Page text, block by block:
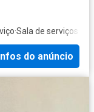
·Sala de serviços
do anúncio